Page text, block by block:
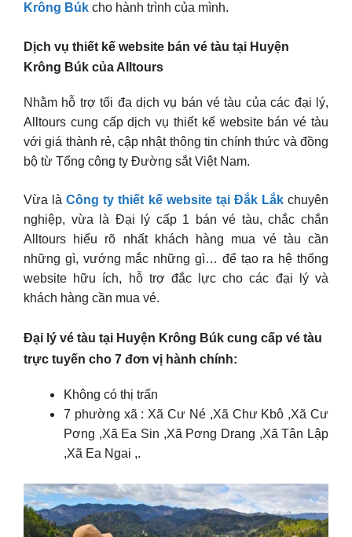
Krông Búk cho hành trình của mình.
Dịch vụ thiết kế website bán vé tàu tại Huyện
Krông Búk của Alltours
Nhằm hỗ trợ tối đa dịch vụ bán vé tàu của các đại lý,
Alltours cung cấp dịch vụ thiết kế website bán vé tàu
với giá thành rẻ, cập nhật thông tin chính thức và đồng
bộ từ Tổng công ty Đường sắt Việt Nam.
Vừa làCông ty thiết kế website tại Đắk Lắkchuyên
nghiệp, vừa là Đại lý cấp 1 bán vé tàu, chắc chắn
Alltours hiểu rõ nhất khách hàng mua vé tàu cần
những gì, vướng mắc những gì… để tạo ra hệ thống
website hữu ích, hỗ trợ đắc lực cho các đại lý và
khách hàng cần mua vé.
Đại lý vé tàu tại Huyện Krông Búk cung cấp vé tàu
trực tuyến cho 7 đơn vị hành chính:
Không có thị trấn
7 phường xã : Xã Cư Né ,Xã Chư Kbô ,Xã Cư
Pơng ,Xã Ea Sin ,Xã Pơng Drang ,Xã Tân Lập
,Xã Ea Ngai ,.